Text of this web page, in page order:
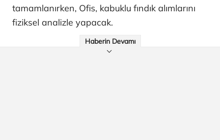
tamamlanırken, Ofis, kabuklu fındık alımlarını
fiziksel analizle yapacak.
Haberin Devamı